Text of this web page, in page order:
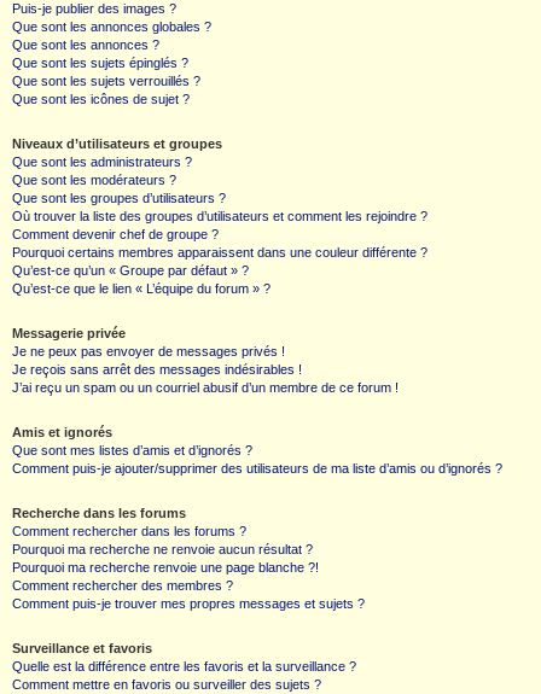
Puis-je publier des images ?
Que sont les annonces globales ?
Que sont les annonces ?
Que sont les sujets épinglés ?
Que sont les sujets verrouillés ?
Que sont les icônes de sujet ?
Niveaux d’utilisateurs et groupes
Que sont les administrateurs ?
Que sont les modérateurs ?
Que sont les groupes d’utilisateurs ?
Où trouver la liste des groupes d’utilisateurs et comment les rejoindre ?
Comment devenir chef de groupe ?
Pourquoi certains membres apparaissent dans une couleur différente ?
Qu’est-ce qu’un « Groupe par défaut » ?
Qu’est-ce que le lien « L’équipe du forum » ?
Messagerie privée
Je ne peux pas envoyer de messages privés !
Je reçois sans arrêt des messages indésirables !
J’ai reçu un spam ou un courriel abusif d’un membre de ce forum !
Amis et ignorés
Que sont mes listes d’amis et d’ignorés ?
Comment puis-je ajouter/supprimer des utilisateurs de ma liste d’amis ou d’ignorés ?
Recherche dans les forums
Comment rechercher dans les forums ?
Pourquoi ma recherche ne renvoie aucun résultat ?
Pourquoi ma recherche renvoie une page blanche ?!
Comment rechercher des membres ?
Comment puis-je trouver mes propres messages et sujets ?
Surveillance et favoris
Quelle est la différence entre les favoris et la surveillance ?
Comment mettre en favoris ou surveiller des sujets ?